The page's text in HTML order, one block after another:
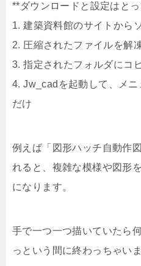
**ダウンロードと設定はと
1. 建築資料館のサイトから
2. 圧縮されたファイルを解
3. 指定されたフォルダにコ
4. Jw_cadを起動して、メ
だけ
例えば「図形ハッチ自動作
れると、複雑な模様や図形
になります。
手で一つ一つ描いていたら
っという間に終わっちゃいま